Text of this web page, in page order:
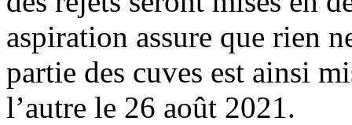
aspiration assure que rien
partie des cuves est ainsi
l’autre le 26 août 2021.